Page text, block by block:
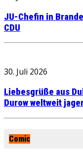
JU-Chefin in
CDU
30. Juli 2026
Liebesgrüße aus
Durow weltweit
Comic